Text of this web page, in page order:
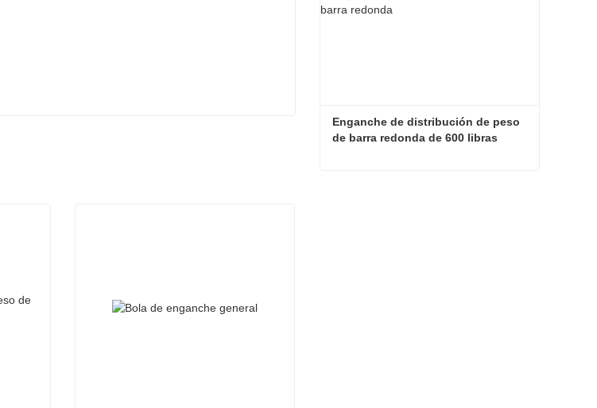
Enganche de distribución de peso
de barra redonda de 600 libras